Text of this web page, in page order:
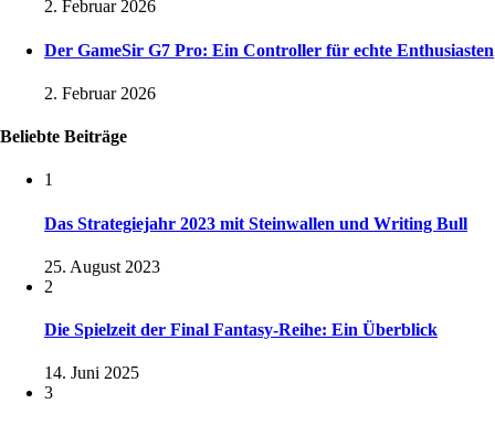
2. Februar 2026
Der GameSir G7 Pro: Ein Controller für echte Enthusiasten
2. Februar 2026
Beliebte Beiträge
1
Das Strategiejahr 2023 mit Steinwallen und Writing Bull
25. August 2023
2
Die Spielzeit der Final Fantasy-Reihe: Ein Überblick
14. Juni 2025
3